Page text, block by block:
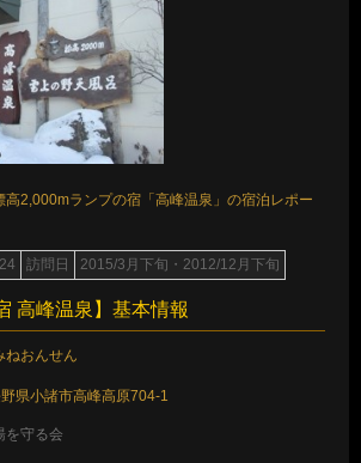
高2,000mランプの宿「高峰温泉」の宿泊レポー
訪問日 2015/3月下旬・2012/12月下旬
高峰温泉】基本情報
おんせん
県小諸市高峰高原704-1
を守る会